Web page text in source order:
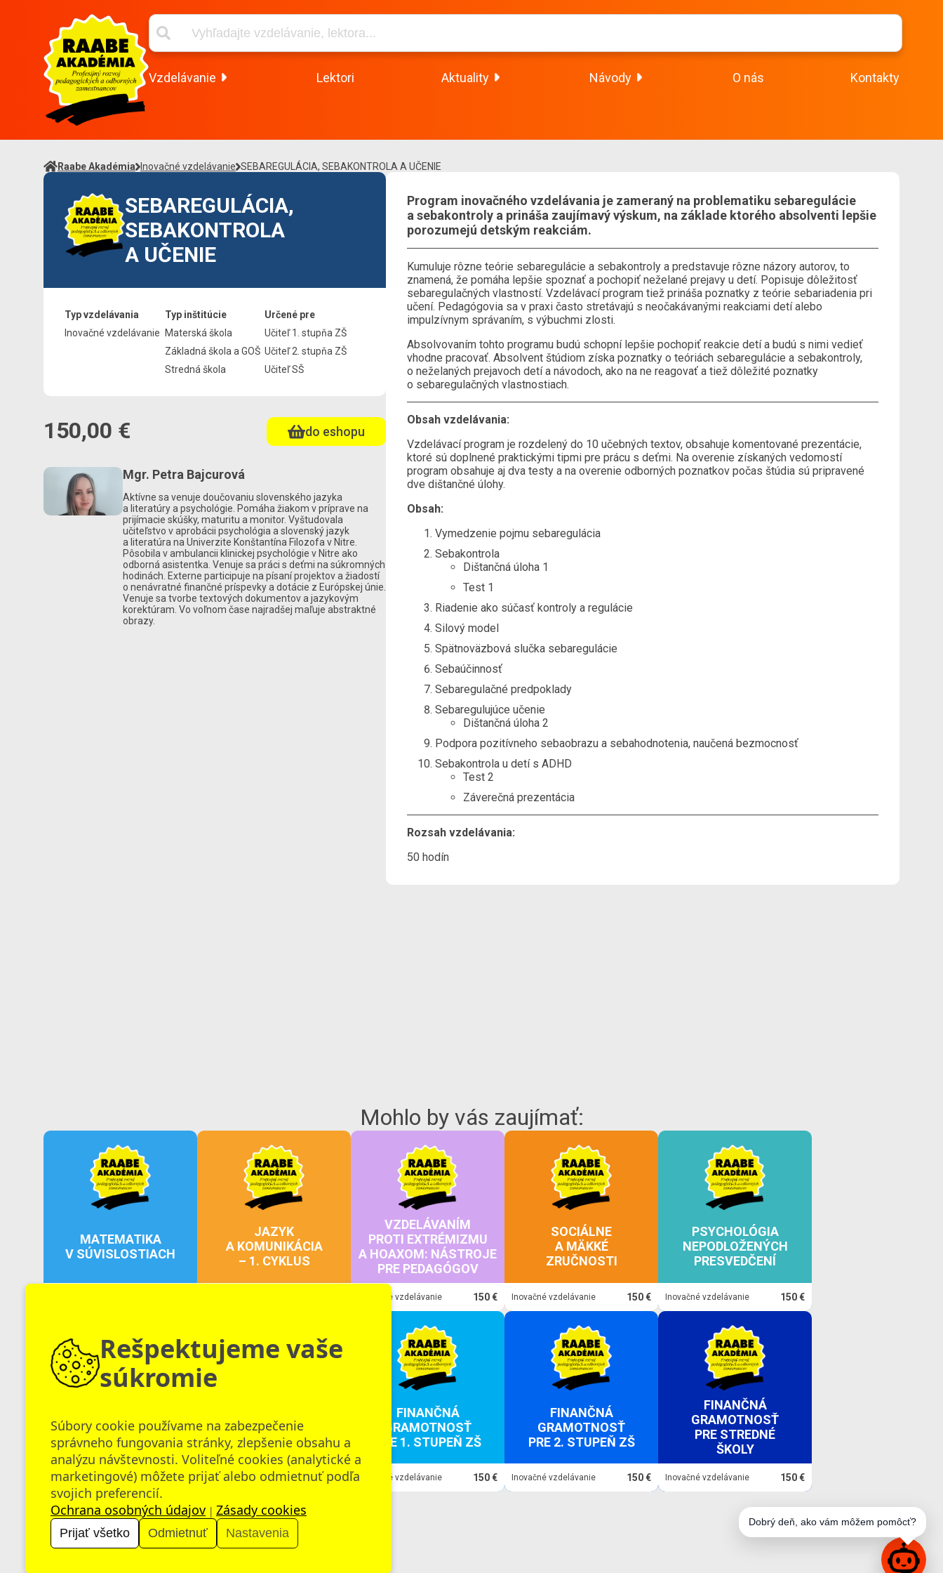
Vzdelávanie Lektori Aktuality Návody O nás Kontakty
Raabe Akadémia Inovačné vzdelávanie SEBAREGULÁCIA, SEBAKONTROLA A UČENIE
SEBAREGULÁCIA,
SEBAKONTROLA
A UČENIE
Typ vzdelávania
Inovačné vzdelávanie
Typ inštitúcie
Materská škola
Základná škola a GOŠ
Stredná škola
Určené pre
Učiteľ 1. stupňa ZŠ
Učiteľ 2. stupňa ZŠ
Učiteľ SŠ
150,00 € do eshopu
Mgr. Petra Bajcurová
Aktívne sa venuje doučovaniu slovenského jazyka
a literatúry a psychológie. Pomáha žiakom v príprave na
prijímacie skúšky, maturitu a monitor. Vyštudovala
učiteľstvo v aprobácii psychológia a slovenský jazyk
a literatúra na Univerzite Konštantína Filozofa v Nitre.
Pôsobila v ambulancii klinickej psychológie v Nitre ako
odborná asistentka. Venuje sa práci s deťmi na súkromných
hodinách. Externe participuje na písaní projektov a žiadostí
o nenávratné finančné príspevky a dotácie z Európskej únie.
Venuje sa tvorbe textových dokumentov a jazykovým
korektúram. Vo voľnom čase najradšej maľuje abstraktné
obrazy.
Program inovačného vzdelávania je zameraný na problematiku sebaregulácie
a sebakontroly a prináša zaujímavý výskum, na základe ktorého absolventi lepšie
porozumejú detským reakciám.
Kumuluje rôzne teórie sebaregulácie a sebakontroly a predstavuje rôzne názory autorov, to
znamená, že pomáha lepšie spoznať a pochopiť neželané prejavy u detí. Popisuje dôležitosť
sebaregulačných vlastností. Vzdelávací program tiež prináša poznatky z teórie sebariadenia pri
učení. Pedagógovia sa v praxi často stretávajú s neočakávanými reakciami detí alebo
impulzívnym správaním, s výbuchmi zlosti.
Absolvovaním tohto programu budú schopní lepšie pochopiť reakcie detí a budú s nimi vedieť
vhodne pracovať. Absolvent štúdiom získa poznatky o teóriách sebaregulácie a sebakontroly,
o neželaných prejavoch detí a návodoch, ako na ne reagovať a tiež dôležité poznatky
o sebaregulačných vlastnostiach.
Obsah vzdelávania:
Vzdelávací program je rozdelený do 10 učebných textov, obsahuje komentované prezentácie,
ktoré sú doplnené praktickými tipmi pre prácu s deťmi. Na overenie získaných vedomostí
program obsahuje aj dva testy a na overenie odborných poznatkov počas štúdia sú pripravené
dve dištančné úlohy.
Obsah:
Vymedzenie pojmu sebaregulácia
Sebakontrola
Dištančná úloha 1
Test 1
Riadenie ako súčasť kontroly a regulácie
Silový model
Spätnoväzbová slučka sebaregulácie
Sebaúčinnosť
Sebaregulačné predpoklady
Sebaregulujúce učenie
Dištančná úloha 2
Podpora pozitívneho sebaobrazu a sebahodnotenia, naučená bezmocnosť
Sebakontrola u detí s ADHD
Test 2
Záverečná prezentácia
Rozsah vzdelávania:
50 hodín
Mohlo by vás zaujímať:
MATEMATIKA
V SÚVISLOSTIACH
JAZYK
A KOMUNIKÁCIA
– 1. CYKLUS
VZDELÁVANÍM
PROTI EXTRÉMIZMU
A HOAXOM: NÁSTROJE
PRE PEDAGÓGOV
Inovačné vzdelávanie 150 €
SOCIÁLNE
A MÄKKÉ
ZRUČNOSTI
Inovačné vzdelávanie 150 €
PSYCHOLÓGIA
NEPODLOŽENÝCH
PRESVEDČENÍ
Inovačné vzdelávanie 150 €
CO VZDELÁVANÍ:
DIGITÁLNE NÁSTROJE,
ĽUDSKÝ POTENCIÁL
Inovačné vzdelávanie 150 €
riadenie
v škole
Inovačné vzdelávanie 150 €
FINANČNÁ
GRAMOTNOSŤ
PRE 1. STUPEŇ ZŠ
Inovačné vzdelávanie 150 €
FINANČNÁ
GRAMOTNOSŤ
PRE 2. STUPEŇ ZŠ
Inovačné vzdelávanie 150 €
FINANČNÁ
GRAMOTNOSŤ
PRE STREDNÉ
ŠKOLY
Inovačné vzdelávanie 150 €
Dobrý deň, ako vám môžem pomôcť?
Rešpektujeme vaše
súkromie
Súbory cookie používame na zabezpečenie
správneho fungovania stránky, zlepšenie obsahu a
analýzu návštevnosti. Voliteľné cookies (analytické a
marketingové) môžete prijať alebo odmietnuť podľa
svojich preferencií.
Ochrana osobných údajov | Zásady cookies
Prijať všetko Odmietnuť Nastavenia